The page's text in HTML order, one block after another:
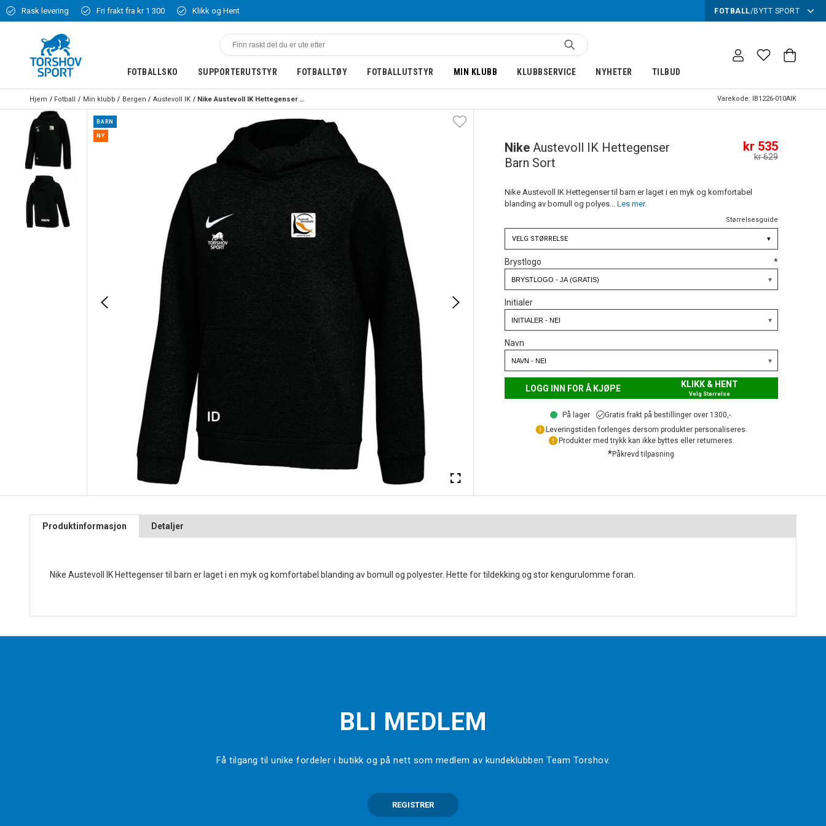
Rask levering Fri frakt fra kr 1 300 Klikk og Hent FOTBALL/BYTT SPORT
FOTBALLSKO SUPPORTERUTSTYR FOTBALLTØY FOTBALLUTSTYR MIN KLUBB KLUBBSERVICE NYHETER TILBUD
Hjem Fotball Min klubb Bergen Austevoll IK Nike Austevoll IK Hettegenser Barn Sort Varekode: IB1226-010AIK
BARN
NY
Nike Austevoll IK Hettegenser
Barn Sort
kr 535
kr 629
Nike Austevoll IK Hettegenser til barn er laget i en myk og komfortabel
blanding av bomull og polyes... Les mer.
Størrelsesguide
VELG STØRRELSE ▾
Brystlogo *
Initialer
Navn
LOGG INN FOR Å KJØPE KLIKK & HENT
Velg Størrelse
På lager
Gratis frakt på bestillinger over 1300,-.
Leveringstiden forlenges dersom produkter personaliseres.
Produkter med trykk kan ikke byttes eller returneres.
*Påkrevd tilpasning
Produktinformasjon Detaljer
Nike Austevoll IK Hettegenser til barn er laget i en myk og komfortabel blanding av bomull og polyester. Hette for tildekking og stor kengurulomme foran.
BLI MEDLEM
Få tilgang til unike fordeler i butikk og på nett som medlem av kundeklubben Team Torshov.
REGISTRER